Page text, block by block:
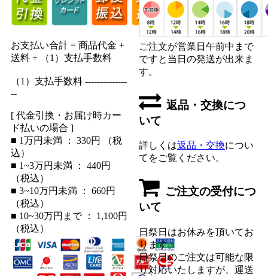
お支払い合計 = 商品代金 +
送料 + （1）支払手数料
（1）支払手数料 --------------
--
[ 代金引換・お届け時カー
ド払いの場合 ]
■ 1万円未満 ： 330円 （税
込）
■ 1~3万円未満 ： 440円
（税込）
■ 3~10万円未満 ： 660円
（税込）
■ 10~30万円まで ： 1,100円
（税込）
ご注文が営業日午前中まで
ですと当日の発送が出来ま
す。
返品・交換につ
いて
詳しくは返品・交換につい
てをご覧ください。
ご注文の受付につ
いて
日祭日はお休みを頂いてお
ります。
日祭日のご注文は可能な限
り対応いたしますが、運送